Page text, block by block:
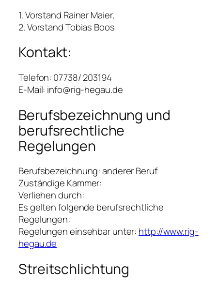
1. Vorstand Rainer Maier,
2. Vorstand Tobias Boos
Kontakt:
Telefon: 07738/ 203194
E-Mail: info@rig-hegau.de
Berufsbezeichnung und
berufsrechtliche
Regelungen
Berufsbezeichnung: anderer Beruf
Zuständige Kammer:
Verliehen durch:
Es gelten folgende berufsrechtliche
Regelungen:
Regelungen einsehbar unter: http://www.rig-
hegau.de
Streitschlichtung